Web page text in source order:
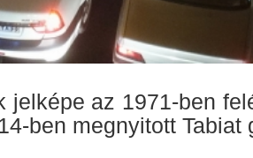
jelképe az 1971-ben
ben megnyitott Tabiat